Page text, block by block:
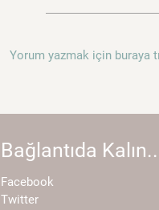
Yorum yazmak için buraya
Bağlantıda
Facebook
Twitter